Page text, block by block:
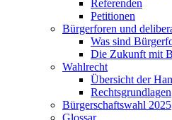
Referenden
Petitionen
Bürgerforen und
Was sind
Die Zukunft mit
Wahlrecht
Übersicht der
Rechtsgrundlagen
Bürgerschaftswahl 2025
Glossar